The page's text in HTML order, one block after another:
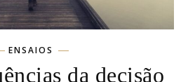
ENSAIOS
da decisão